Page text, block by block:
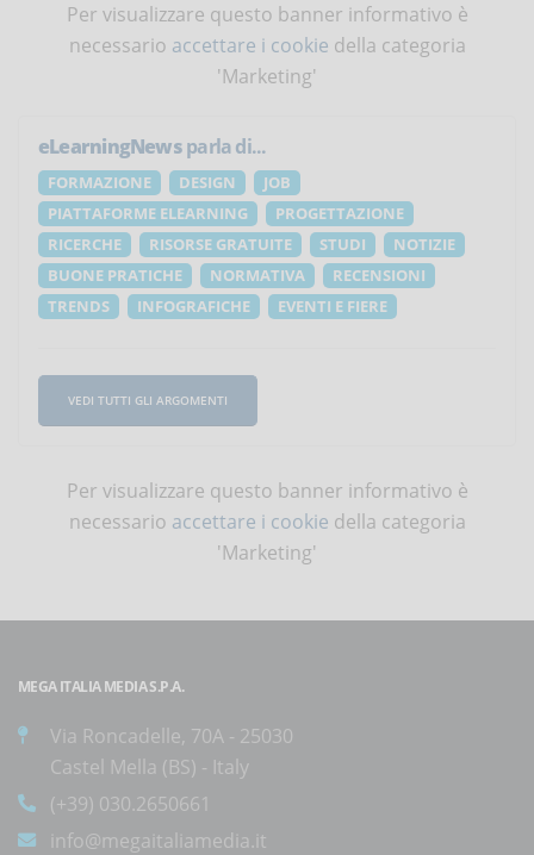
Per visualizzare questo banner informativo è
necessario accettare i cookie della categoria
'Marketing'
eLearningNewsparla di...
FORMAZIONE DESIGN
JOB
PIATTAFORME ELEARNING
PROGETTAZIONE
RICERCHE
RISORSE GRATUITE STUDI
NOTIZIE
BUONE PRATICHE
NORMATIVA
RECENSIONI
TRENDS
INFOGRAFICHE EVENTI E FIERE
VEDI TUTTI GLI ARGOMENTI
Per visualizzare questo banner informativo è
necessario accettare i cookie della categoria
'Marketing'
MEGA ITALIA MEDIA S.P.A.
Via Roncadelle, 70A - 25030
Castel Mella (BS) - Italy
(+39) 030.2650661
info@megaitaliamedia.it